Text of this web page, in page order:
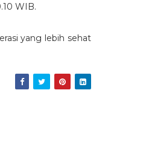
WIB.
yang lebih sehat